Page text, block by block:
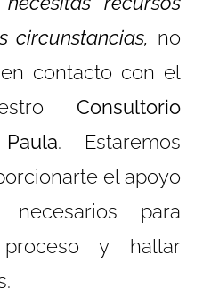
circunstancias, no
contacto con el
Consultorio
. Estaremos
el apoyo
para
y hallar